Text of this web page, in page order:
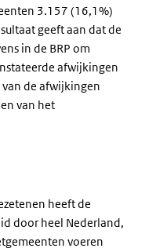
3.157 (16,1%)
geeft aan dat de
in de BRP om
afwijkingen
de afwijkingen
van het
heeft de
door heel Nederland,
voeren